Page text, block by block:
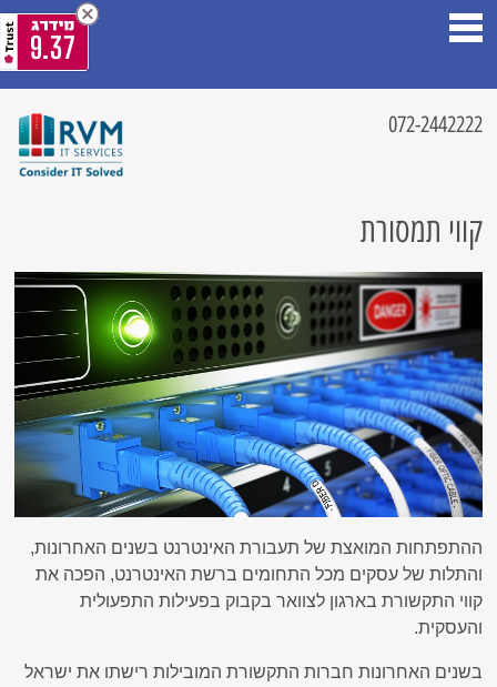
072-2442222
קווי תמסורת
ההתפתחות המואצת של תעבורת האינטרנט בשנים האחרונות,
והתלות של עסקים מכל התחומים ברשת האינטרנט, הפכה את
קווי התקשורת בארגון לצוואר בקבוק בפעילות התפעולית
והעסקית.
בשנים האחרונות חברות התקשורת המובילות רישתו את ישראל
9.37